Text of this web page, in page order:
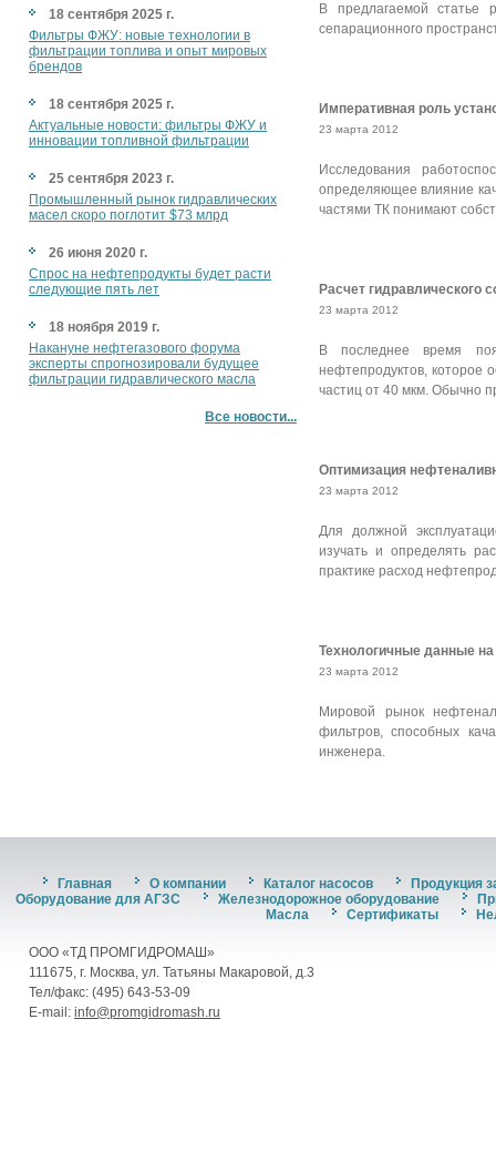
18 сентября 2025 г.
Фильтры ФЖУ: новые технологии в
фильтрации топлива и опыт мировых
брендов
18 сентября 2025 г.
Актуальные новости: фильтры ФЖУ и
инновации топливной фильтрации
25 сентября 2023 г.
Промышленный рынок гидравлических
масел скоро поглотит $73 млрд
26 июня 2020 г.
Спрос на нефтепродукты будет расти
следующие пять лет
18 ноября 2019 г.
Накануне нефтегазового форума
эксперты спрогнозировали будущее
фильтрации гидравлического масла
Все новости...
В предлагаемой статье
сепарационного
Императивная роль
23 марта 2012
Исследования
определяющее влияние
частями ТК понимают
Расчет гидравлического
23 марта 2012
В последнее время
нефтепродуктов, которое
частиц от 40 мкм. Обычно
Оптимизация
23 марта 2012
Для должной
изучать и определять
практике расход
Технологичные данные
23 марта 2012
Мировой рынок
фильтров, способных
инженера.
Главная О компании Каталог насосов
Продукция
Оборудование для АГЗС
Железнодорожное оборудование
Масла
Сертификаты
ООО «ТД ПРОМГИДРОМАШ»
111675, г. Москва, ул. Татьяны Макаровой, д.3
Тел/факс: (495) 643-53-09
E-mail: info@promgidromash.ru